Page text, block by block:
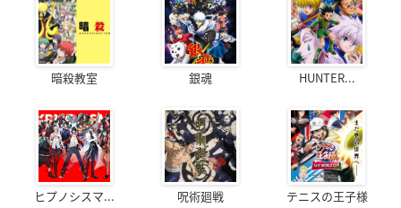
暗殺教室 銀魂 HUNTER...
ヒプノシスマ... 呪術廻戦 テニスの王子様